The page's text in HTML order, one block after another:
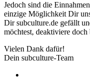
Jedoch sind die
einzige Möglichkeit Dir
Dir subculture.de gefällt
möchtest, deaktiviere
Vielen Dank dafür!
Dein subculture-Team